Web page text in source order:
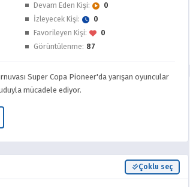
Devam Eden Kişi:
0
İzleyecek Kişi:
0
Favorileyen Kişi:
0
Görüntülenme: 87
Super Copa Pioneer'da yarışan oyuncular
mücadele ediyor.
Çoklu seç